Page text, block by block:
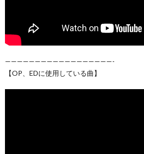
——————————————————-
【OP、EDに使用している曲】